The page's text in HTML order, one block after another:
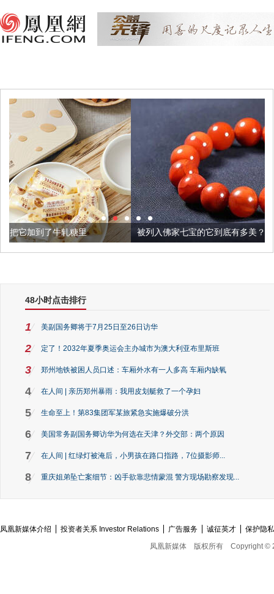
被列入佛家七宝的它到底有多美？
48小时点击排行
1 美副国务卿将于7月25日至26日访华
2 定了！2032年夏季奥运会主办城市为澳大利亚布里斯班
3 郑州地铁被困人员口述：车厢外水有一人多高 车厢内缺氧
4 在人间 | 亲历郑州暴雨：我用皮划艇救了一个孕妇
5 生命至上！第83集团军某旅紧急实施爆破分洪
6 美国常务副国务卿访华为何选在天津？外交部：两个原因
7 在人间 | 红绿灯被淹后，小男孩在路口指路，7位摄影师...
8 重庆姐弟坠亡案细节：凶手欲靠悲情蒙混 警方现场勘察发现...
凤凰新媒体介绍 投资者关系 Investor Relations 广告服务 诚征英才
保护隐
凤凰新媒体
版权所有 Copyright ©